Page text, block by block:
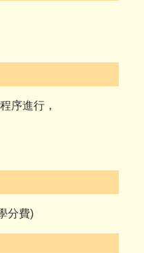
序進行，
分費)